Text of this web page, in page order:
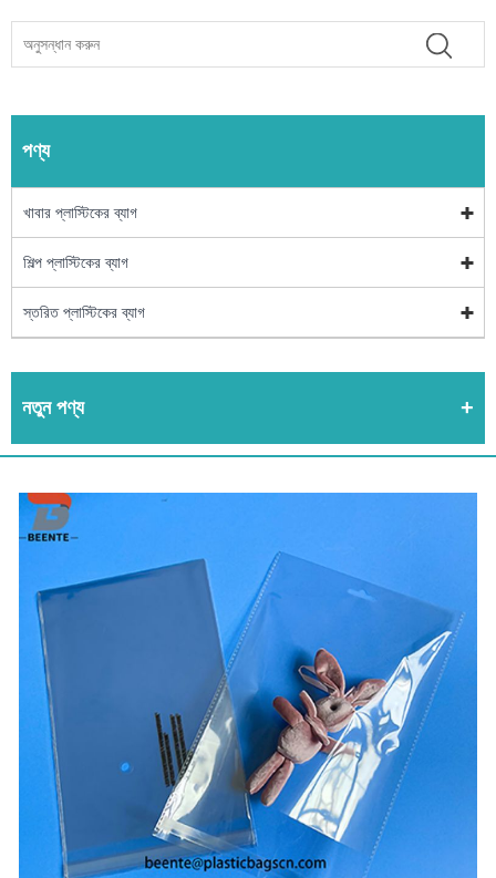
পণ্য
খাবার প্লাস্টিকের ব্যাগ
শিল্প প্লাস্টিকের ব্যাগ
স্তরিত প্লাস্টিকের ব্যাগ
নতুন পণ্য